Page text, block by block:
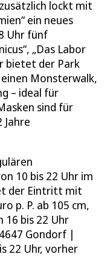
lockt mit
ein neues
Uhr fünf
„Das Labor
bietet der Park
Monsterwalk,
– ideal für
sind für
Jahre
10 bis 22 Uhr im
der Eintritt mit
p. P. ab 105 cm,
16 bis 22 Uhr
Gondorf |
22 Uhr, vorher